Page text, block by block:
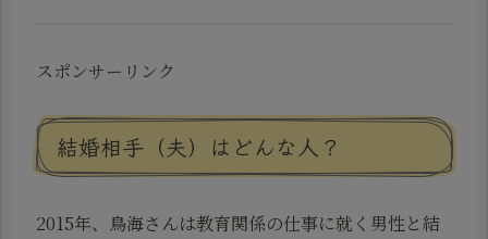
スポンサーリンク
結婚相手（夫）はどんな人？
2015年、鳥海さんは教育関係の仕事に就く男性と結